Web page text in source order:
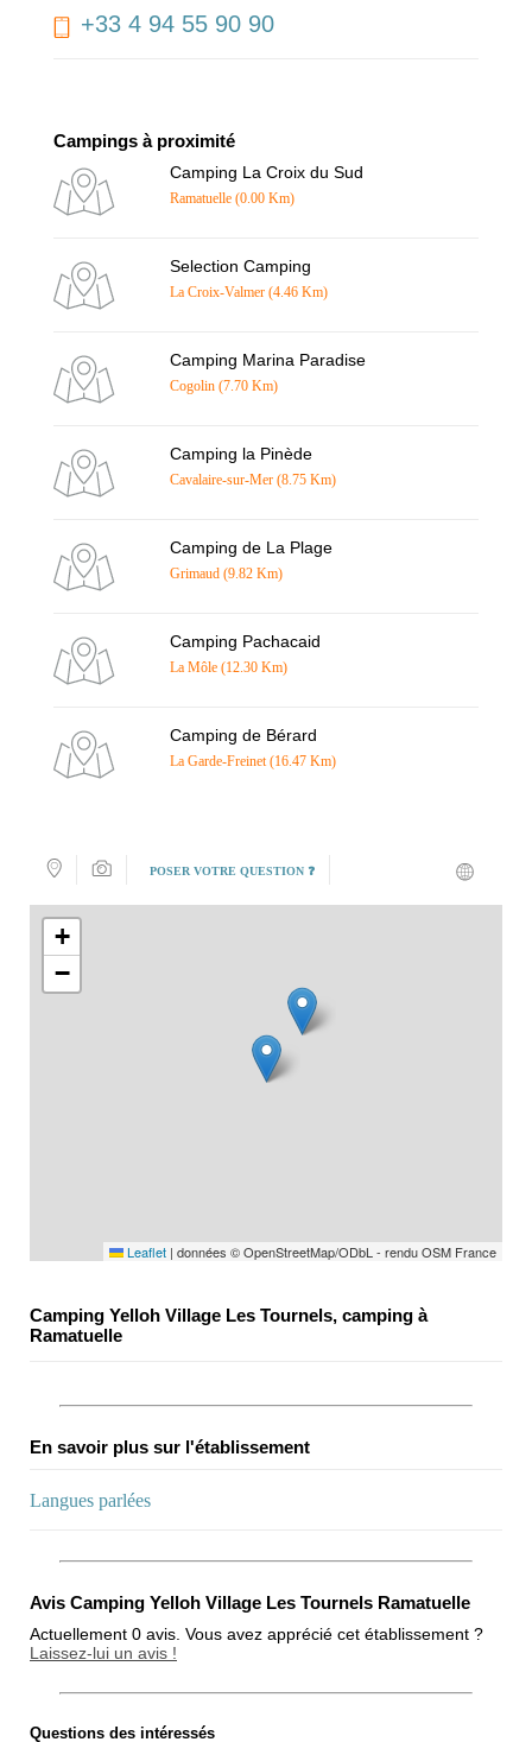
+33 4 94 55 90 90
Campings à proximité
Camping La Croix du Sud
Ramatuelle (0.00 Km)
Selection Camping
La Croix-Valmer (4.46 Km)
Camping Marina Paradise
Cogolin (7.70 Km)
Camping la Pinède
Cavalaire-sur-Mer (8.75 Km)
Camping de La Plage
Grimaud (9.82 Km)
Camping Pachacaid
La Môle (12.30 Km)
Camping de Bérard
La Garde-Freinet (16.47 Km)
POSER VOTRE QUESTION ❓
+
−
Leaflet | données © OpenStreetMap/ODbL - rendu OSM France
Camping Yelloh Village Les Tournels, camping à
Ramatuelle
En savoir plus sur l'établissement
Langues parlées
Avis Camping Yelloh Village Les Tournels Ramatuelle
Actuellement 0 avis. Vous avez apprécié cet établissement ?
Laissez-lui un avis !
Note globale
Questions des intéressés